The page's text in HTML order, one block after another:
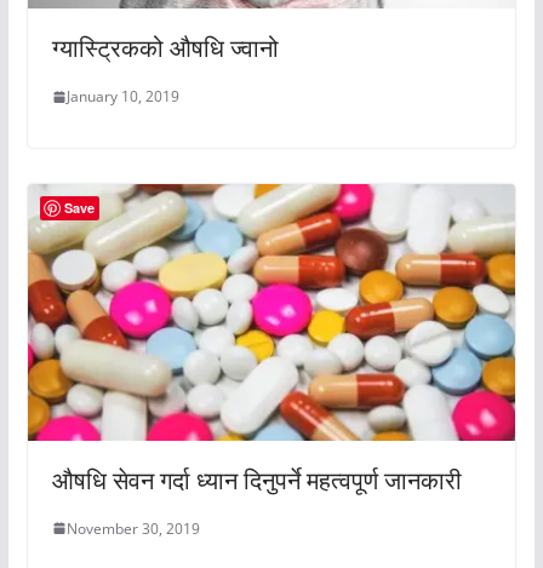
ग्यास्ट्रिकको औषधि ज्वानो
January 10, 2019
औषधि सेवन गर्दा ध्यान दिनुपर्ने महत्वपूर्ण जानकारी
November 30, 2019
Save